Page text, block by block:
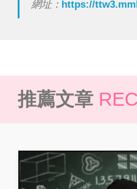
網址： https://
推薦文章